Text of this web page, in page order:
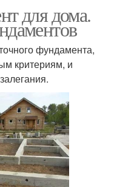
для дома.
фундамента,
критериям, и